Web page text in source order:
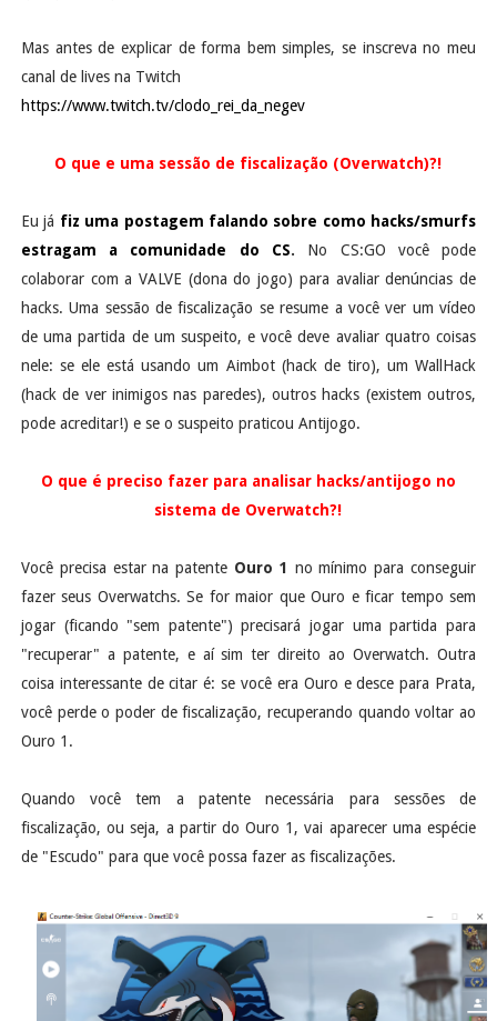
Mas antes de explicar de forma bem simples, se inscreva no meu
canal de lives na Twitch
https://www.twitch.tv/clodo_rei_da_negev
O que e uma sessão de fiscalização (Overwatch)?!
Eu já fiz uma postagem falando sobre como hacks/smurfs
estragam a comunidade do CS. No CS:GO você pode
colaborar com a VALVE (dona do jogo) para avaliar denúncias de
hacks. Uma sessão de fiscalização se resume a você ver um vídeo
de uma partida de um suspeito, e você deve avaliar quatro coisas
nele: se ele está usando um Aimbot (hack de tiro), um WallHack
(hack de ver inimigos nas paredes), outros hacks (existem outros,
pode acreditar!) e se o suspeito praticou Antijogo.
O que é preciso fazer para analisar hacks/antijogo no
sistema de Overwatch?!
Você precisa estar na patente Ouro 1 no mínimo para conseguir
fazer seus Overwatchs. Se for maior que Ouro e ficar tempo sem
jogar (ficando "sem patente") precisará jogar uma partida para
"recuperar" a patente, e aí sim ter direito ao Overwatch. Outra
coisa interessante de citar é: se você era Ouro e desce para Prata,
você perde o poder de fiscalização, recuperando quando voltar ao
Ouro 1.
Quando você tem a patente necessária para sessões de
fiscalização, ou seja, a partir do Ouro 1, vai aparecer uma espécie
de "Escudo" para que você possa fazer as fiscalizações.